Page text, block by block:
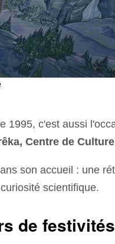
1995, c'est aussi
Centre de
son accueil : une
scientifique.
de